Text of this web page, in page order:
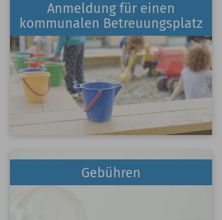
Anmeldung für einen
kommunalen Betreuungsplatz
Gebühren